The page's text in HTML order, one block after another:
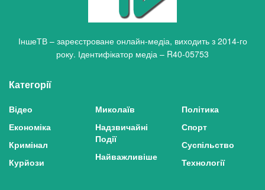
ІншеТВ – зареєстроване онлайн-медіа, виходить з 2014-го
року. Ідентифікатор медіа – R40-05753
Категорії
Відео
Економіка
Кримінал
Курйози
Миколаїв
Надзвичайні
Події
Найважливіше
Політика
Спорт
Суспільство
Технології